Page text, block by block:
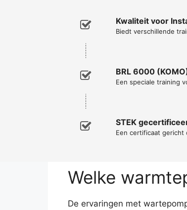
Kwaliteit voor
Biedt verschillende
BRL 6000
Een speciale training
STEK
Een certificaat gericht
Welke
De ervaringen met